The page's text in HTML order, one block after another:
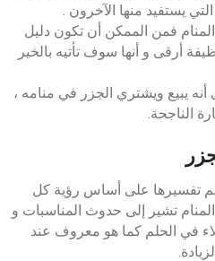
يستفيد منها الآخرون .
فمن الممكن أن تكون دليل
أرقى و أنها سوف تأتيه بالخير
يبيع ويشتري الجزر في منامه ،
الناجحة.
تفسيرها على أساس رؤية كل
تشير إلى حدوث المناسبات و
في الحلم كما هو معروف عند